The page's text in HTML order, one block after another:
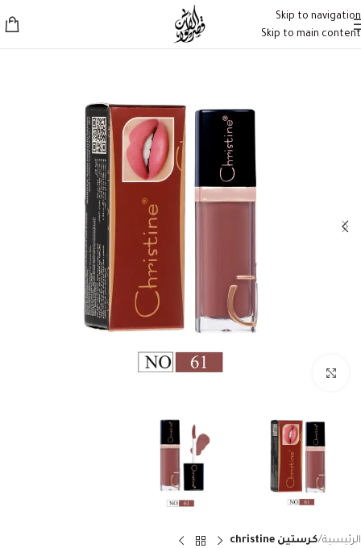
Skip to navigation
Skip to main content
الرئيسية كرستين christine